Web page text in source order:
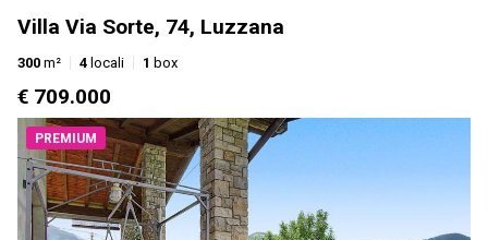
Villa Via Sorte, 74, Luzzana
300 m² 4 locali 1 box
€ 709.000
PREMIUM